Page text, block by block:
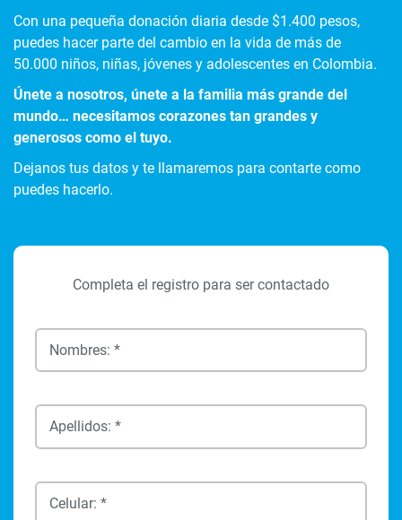
Con una pequeña donación diaria desde $1.400 pesos,
puedes hacer parte del cambio en la vida de más de
50.000 niños, niñas, jóvenes y adolescentes en Colombia.
Únete a nosotros, únete a la familia más grande del
mundo… necesitamos corazones tan grandes y
generosos como el tuyo.
Dejanos tus datos y te llamaremos para contarte como
puedes hacerlo.
Completa el registro para ser contactado
Nombres: *
Apellidos: *
Celular: *